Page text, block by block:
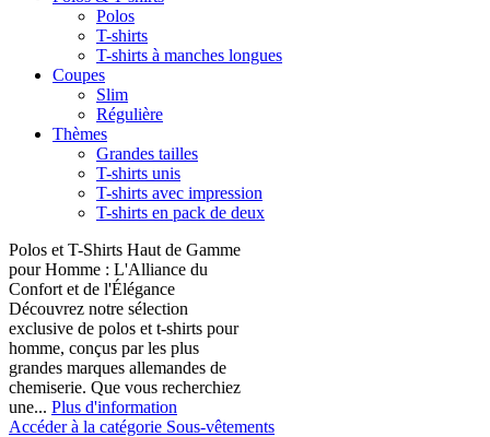
Polos
T-shirts
T-shirts à manches longues
Coupes
Slim
Régulière
Thèmes
Grandes tailles
T-shirts unis
T-shirts avec impression
T-shirts en pack de deux
Polos et T-Shirts Haut de Gamme
pour Homme : L'Alliance du
Confort et de l'Élégance
Découvrez notre sélection
exclusive de polos et t-shirts pour
homme, conçus par les plus
grandes marques allemandes de
chemiserie. Que vous recherchiez
une... Plus d'information
Accéder à la catégorie Sous-vêtements